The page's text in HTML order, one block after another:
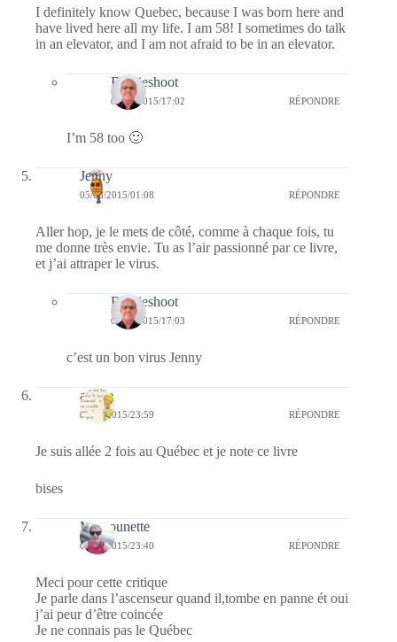
I definitely know Quebec, because I was born here and
have lived here all my life. I am 58! I sometimes do talk
in an elevator, and I am not afraid to be in an elevator.
Bernieshoot
09/08/2015/17:02 RÉPONDRE
I’m 58 too 🙂
Jenny
05/08/2015/01:08 RÉPONDRE
Aller hop, je le mets de côté, comme à chaque fois, tu
me donne très envie. Tu as l’air passionné par ce livre,
et j’ai attraper le virus.
Bernieshoot
09/08/2015/17:03 RÉPONDRE
c’est un bon virus Jenny
arlette
04/08/2015/23:59 RÉPONDRE
Je suis allée 2 fois au Québec et je note ce livre
bises
Mamounette
04/08/2015/23:40 RÉPONDRE
Meci pour cette critique
Je parle dans l’ascenseur quand il,tombe en panne ét oui
j’ai peur d’être coincée
Je ne connais pas le Québec